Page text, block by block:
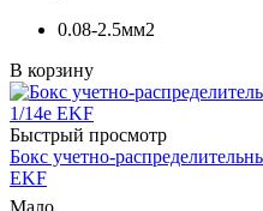
0.08-2.5мм2
В корзину
Быстрый просмотр
Бокс учетно-
EKF
Мало